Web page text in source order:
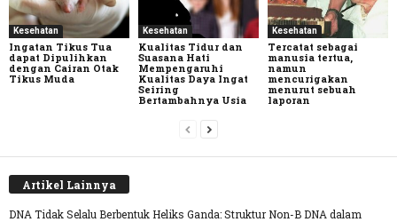
Kesehatan
Ingatan Tikus Tua
dapat Dipulihkan
dengan Cairan Otak
Tikus Muda
Kesehatan
Kualitas Tidur dan
Suasana Hati
Mempengaruhi
Kualitas Daya Ingat
Seiring
Bertambahnya Usia
Kesehatan
Tercatat sebagai
manusia tertua,
namun
mencurigakan
menurut sebuah
laporan
Artikel Lainnya
DNA Tidak Selalu Berbentuk Heliks Ganda: Struktur Non-B DNA dalam